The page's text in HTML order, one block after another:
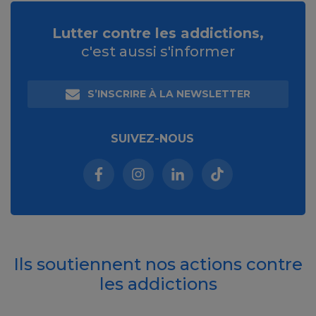
Lutter contre les addictions,
c'est aussi s'informer
S’INSCRIRE À LA NEWSLETTER
SUIVEZ-NOUS
Facebook (nouvelle fenêtre)
Instagram (nouvelle fenêtre)
Linkedin (nouvelle
Tiktok (nouvelle
Ils soutiennent nos actions contre
les addictions